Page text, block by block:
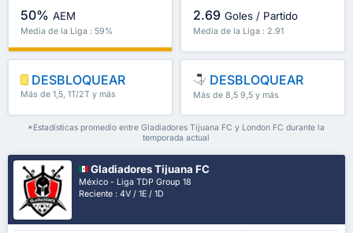
50% AEM
Media de la Liga : 59%
2.69 Goles / Partido
Media de la Liga : 2.91
DESBLOQUEAR
Más de 1,5, 1T/2T y más
DESBLOQUEAR
Más de 8,5 9,5 y más
*Estadísticas promedio entre Gladiadores Tijuana FC y London FC durante la
temporada actual
Gladiadores Tijuana FC
México - Liga TDP Group 18
Reciente : 4V / 1E / 1D